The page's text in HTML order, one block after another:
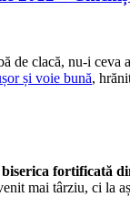
de clacă, nu-i ceva
și voie bună,
biserica fortificată
mai târziu, ci la